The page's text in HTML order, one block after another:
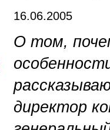
16.06.2005
О том,
директор